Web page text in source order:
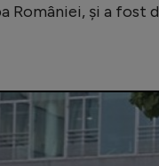
României, și a